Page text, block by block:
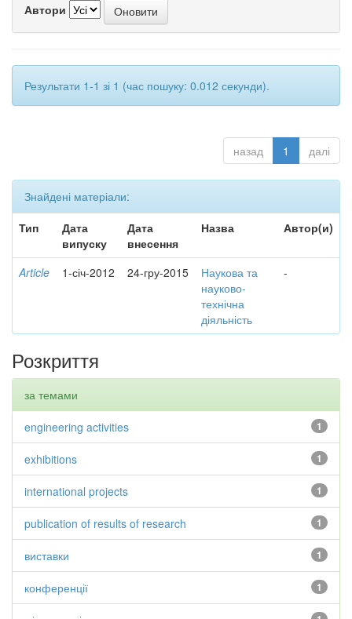
Автори
Результати 1-1 зі 1 (час пошуку: 0.012 секунди).
назад 1 далі
Знайдені матеріали:
Тип
Дата
випуску
Дата
внесення
Назва Автор(и)
Article 1-січ-2012 24-гру-2015
Наукова та
науково-
технічна
діяльність
-
Розкриття
за темами
1
engineering activities
1
exhibitions
1
international projects
1
publication of results of research
1
виставки
1
конференції